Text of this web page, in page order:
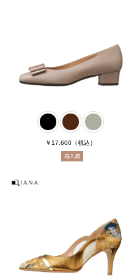
￥17,600 （税込）